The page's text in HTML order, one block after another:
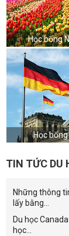
Học bổng
Học
TIN TỨC DU
Những thông
lấy bằng...
Du học
học...